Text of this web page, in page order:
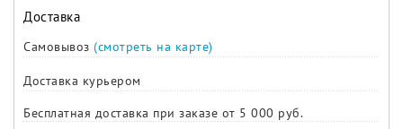
Доставка
Самовывоз (смотреть на карте)
Доставка курьером
Бесплатная доставка при заказе от 5 000 руб.